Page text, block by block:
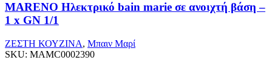
MARENO Ηλεκτρικό bain marie σε ανοιχτή βάση –
1 x GN 1/1
ΖΕΣΤΗ ΚΟΥΖΙΝΑ, Μπαιν Μαρί
SKU: MAMC0002390